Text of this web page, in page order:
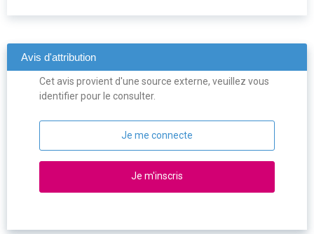
Avis d'attribution
Cet avis provient d'une source externe, veuillez vous
identifier pour le consulter.
Je me connecte
Je m'inscris